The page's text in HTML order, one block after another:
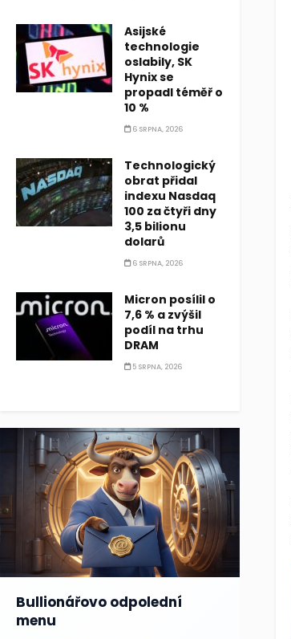
Asijské
technologie
oslabily, SK
Hynix se
propadl téměř o
10 %
6 SRPNA, 2026
Technologický
obrat přidal
indexu Nasdaq
100 za čtyři dny
3,5 bilionu
dolarů
6 SRPNA, 2026
Micron posílil o
7,6 % a zvýšil
podíl na trhu
DRAM
5 SRPNA, 2026
Bullionářovo odpolední
menu